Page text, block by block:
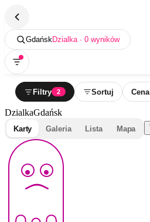
GdańskDzialka · 0 wyników
Filtry 2 Sortuj Cena
DzialkaGdańsk
Karty Galeria Lista Mapa